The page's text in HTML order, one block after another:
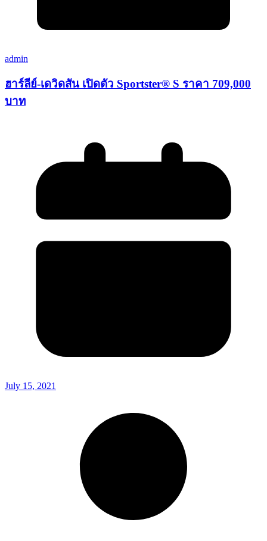
admin
ฮาร์ลีย์-เดวิดสัน เปิดตัว Sportster® S ราคา 709,000
บาท
July 15, 2021